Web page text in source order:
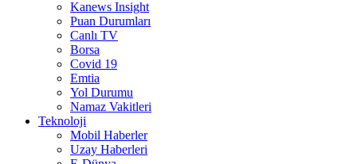
Kanews Insight
Puan Durumları
Canlı TV
Borsa
Covid 19
Emtia
Yol Durumu
Namaz Vakitleri
Teknoloji
Mobil Haberler
Uzay Haberleri